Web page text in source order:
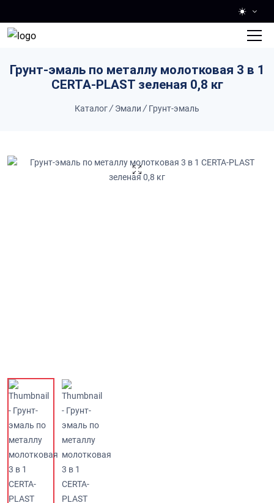
Грунт-эмаль по металлу молотковая 3 в 1
CERTA-PLAST зеленая 0,8 кг
Каталог/ Эмали / Грунт-эмаль